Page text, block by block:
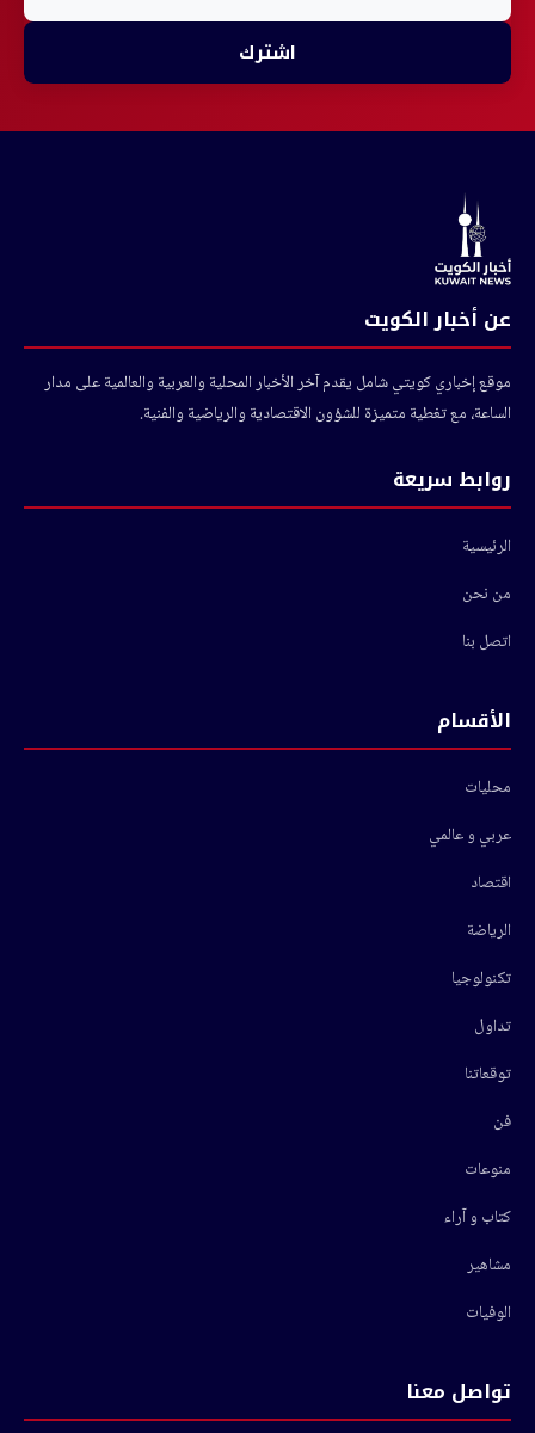
اشترك
عن أخبار الكويت
موقع إخباري كويتي شامل يقدم آخر الأخبار المحلية والعربية والعالمية على مدار
الساعة، مع تغطية متميزة للشؤون الاقتصادية والرياضية والفنية.
روابط سريعة
الرئيسية
من نحن
اتصل بنا
الأقسام
محليات
عربي و عالمي
اقتصاد
الرياضة
تكنولوجيا
تداول
توقعاتنا
فن
منوعات
كتاب و آراء
مشاهير
الوفيات
تواصل معنا